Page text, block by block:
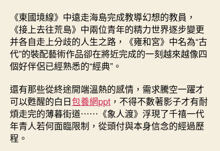
《東國境線》中遠走海島完成教導幻想的教員，
《接上去往荒島》中兩位青年的精力世界逐步變更
并各自走上分歧的人生之路，《雍和宮》中名為“古
代”的裝配藝術作品卻在將近完成的一刻越來越像四
個好伴侶已經熟悉的“經典”。
還有那些從終途開端溫熱的感情，需求騰空一躍才
可以甦醒的白日包養網ppt ，不得不數著影子才有耐
煩走完的薄暮街道⋯⋯《象人渡》浮現了千禧一代
年青人若何面臨限制，從頭付與本身信念的經過歷
程。